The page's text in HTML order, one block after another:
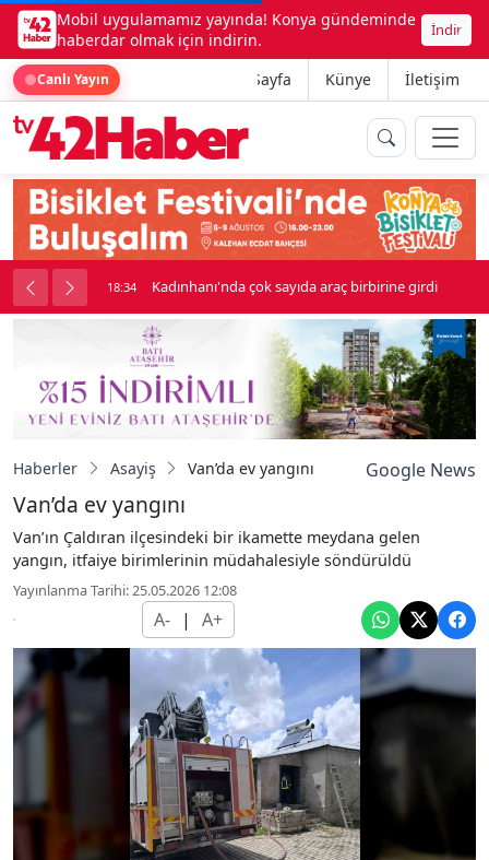
Mobil uygulamamız yayında! Konya gündeminde
haberdar olmak için indirin.
İndir
Canlı Yayın Ana Sayfa Künye İletişim
soygun 18:34 Kadınhanı'nda çok sayıda araç birbirine girdi
Haberler Asayiş Van’da ev yangını Google News
Van’da ev yangını
Van’ın Çaldıran ilçesindeki bir ikamette meydana gelen
yangın, itfaiye birimlerinin müdahalesiyle söndürüldü
Yayınlanma Tarihi: 25.05.2026 12:08
A- | A+